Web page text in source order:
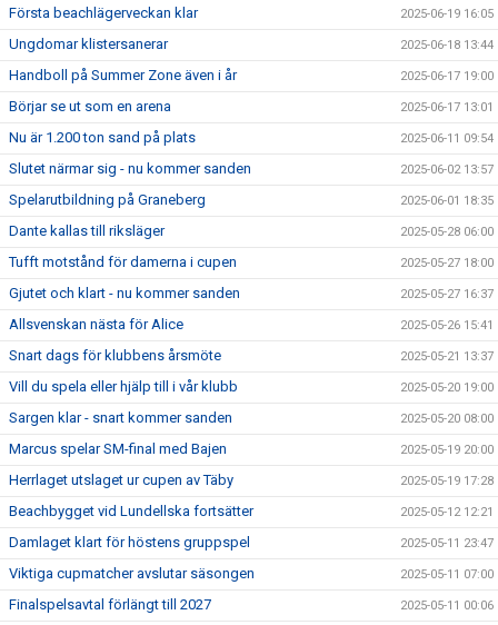
Första beachlägerveckan klar 2025-06-19 16:05
Ungdomar klistersanerar 2025-06-18 13:44
Handboll på Summer Zone även i år 2025-06-17 19:00
Börjar se ut som en arena 2025-06-17 13:01
Nu är 1.200 ton sand på plats 2025-06-11 09:54
Slutet närmar sig - nu kommer sanden 2025-06-02 13:57
Spelarutbildning på Graneberg 2025-06-01 18:35
Dante kallas till riksläger 2025-05-28 06:00
Tufft motstånd för damerna i cupen 2025-05-27 18:00
Gjutet och klart - nu kommer sanden 2025-05-27 16:37
Allsvenskan nästa för Alice 2025-05-26 15:41
Snart dags för klubbens årsmöte 2025-05-21 13:37
Vill du spela eller hjälp till i vår klubb 2025-05-20 19:00
Sargen klar - snart kommer sanden 2025-05-20 08:00
Marcus spelar SM-final med Bajen 2025-05-19 20:00
Herrlaget utslaget ur cupen av Täby 2025-05-19 17:28
Beachbygget vid Lundellska fortsätter 2025-05-12 12:21
Damlaget klart för höstens gruppspel 2025-05-11 23:47
Viktiga cupmatcher avslutar säsongen 2025-05-11 07:00
Finalspelsavtal förlängt till 2027 2025-05-11 00:06